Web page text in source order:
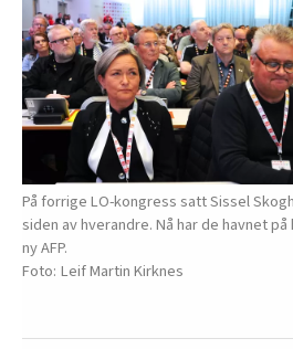
På forrige LO-kongress satt Sissel
siden av hverandre. Nå har de havnet
ny AFP.
Leif Martin Kirknes